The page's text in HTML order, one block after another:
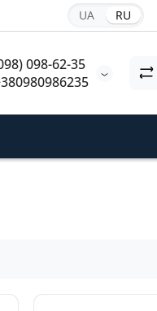
UA RU
098-62-35